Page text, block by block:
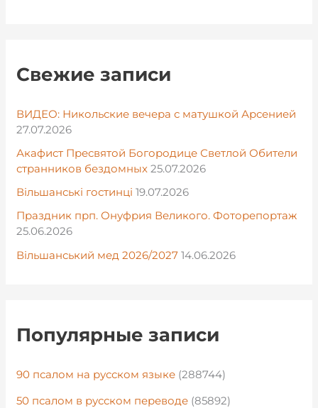
Свежие записи
ВИДЕО: Никольские вечера с матушкой Арсенией
27.07.2026
Акафист Пресвятой Богородице Светлой Обители
странников бездомных 25.07.2026
Вільшанські гостинці 19.07.2026
Праздник прп. Онуфрия Великого. Фоторепортаж
25.06.2026
Вільшанський мед 2026/2027 14.06.2026
Популярные записи
90 псалом на русском языке (288744)
50 псалом в русском переводе (85892)